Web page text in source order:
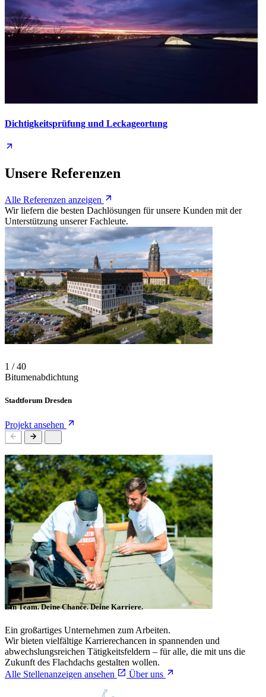
Dichtigkeits­prüfung und Leckage­ortung
Unsere Referenzen
Alle Referenzen anzeigen
Wir liefern die besten Dachlösungen für unsere Kunden mit der
Unterstützung unserer Fachleute.
Folie 1 von 40
Projekt-Karussell
Verwenden Sie die Pfeiltasten, um zwischen Folien zu navigieren,
1 / 40
Bitumenabdichtung
Stadtforum Dresden
Projekt ansehen
Ein Team. Deine Chance. Deine Karriere.
Ein großartiges Unternehmen zum Arbeiten.
Wir bieten vielfältige Karrierechancen in spannenden und
abwechslungsreichen Tätigkeitsfeldern – für alle, die mit uns die
Zukunft des Flachdachs gestalten wollen.
Alle Stellenanzeigen ansehen
Über uns